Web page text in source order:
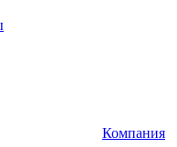
Компания